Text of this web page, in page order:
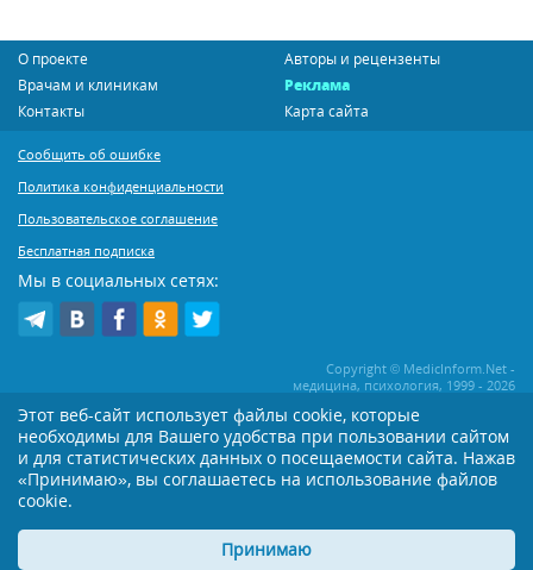
О проекте
Авторы и рецензенты
Врачам и клиникам
Реклама
Контакты
Карта сайта
Сообщить об ошибке
Политика конфиденциальности
Пользовательское соглашение
Бесплатная подписка
Мы в социальных сетях:
Copyright © MedicInform.Net -
медицина, психология, 1999 - 2026
Копирование или иное распространение статей нашего сайта строго
воспрещается. Копирование раздела "Новости" допускается при наличии
активной открытой для поисковиков ссылки на MedicInform.Net
Материалы на сайте представлены в справочных целях. Редакция не всегда
применением тех или иных рекомендаций настоятельно рекомендуется
посоветоваться с Вашим лечащим врачом!
Этот веб-сайт использует файлы cookie, которые
необходимы для Вашего удобства при пользовании сайтом
и для статистических данных о посещаемости сайта. Нажав
«Принимаю», вы соглашаетесь на использование файлов
cookie.
Принимаю